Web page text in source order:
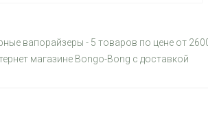
вапорайзеры - 5 товаров по цене от
магазине Bongo-Bong с доставкой